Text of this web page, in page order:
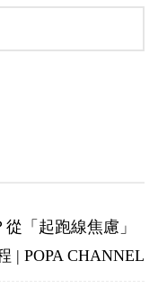
「起跑線焦慮」
| POPA CHANNEL